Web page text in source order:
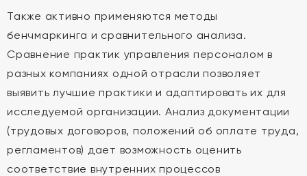
Также активно применяются методы
бенчмаркинга и сравнительного анализа.
Сравнение практик управления персоналом в
разных компаниях одной отрасли позволяет
выявить лучшие практики и адаптировать их для
исследуемой организации. Анализ документации
(трудовых договоров, положений об оплате труда,
регламентов) дает возможность оценить
соответствие внутренних процессов